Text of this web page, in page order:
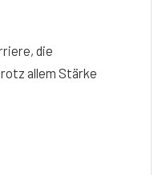
die
allem Stärke